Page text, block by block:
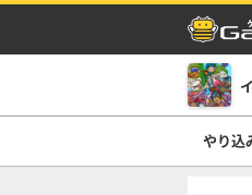
やり込